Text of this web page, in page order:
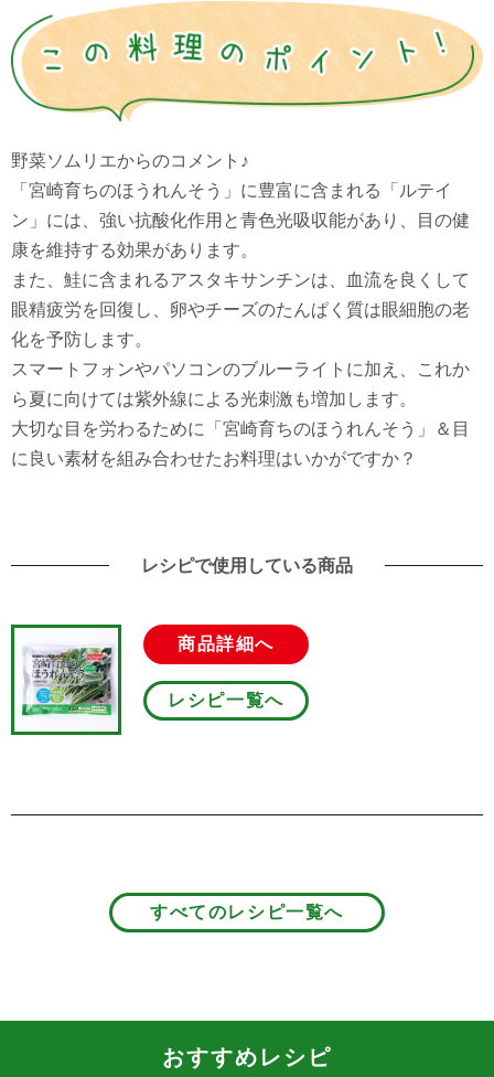
野菜ソムリエからのコメント♪
「宮崎育ちのほうれんそう」に豊富に含まれる「ルテイ
ン」には、強い抗酸化作用と青色光吸収能があり、目の健
康を維持する効果があります。
また、鮭に含まれるアスタキサンチンは、血流を良くして
眼精疲労を回復し、卵やチーズのたんぱく質は眼細胞の老
化を予防します。
スマートフォンやパソコンのブルーライトに加え、これか
ら夏に向けては紫外線による光刺激も増加します。
大切な目を労わるために「宮崎育ちのほうれんそう」＆目
に良い素材を組み合わせたお料理はいかがですか？
レシピで使用している商品
商品詳細へ
レシピ一覧へ
すべてのレシピ一覧へ
おすすめレシピ